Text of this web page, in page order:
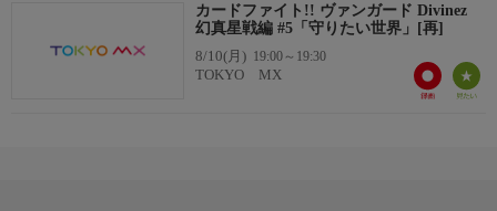
カードファイト!! ヴァンガード Divinez
幻真星戦編 #5「守りたい世界」[再]
8/10(月) 19:00～19:30
TOKYO MX